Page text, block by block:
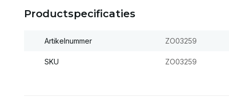
Productspecificaties
Artikelnummer ZO03259
SKU ZO03259